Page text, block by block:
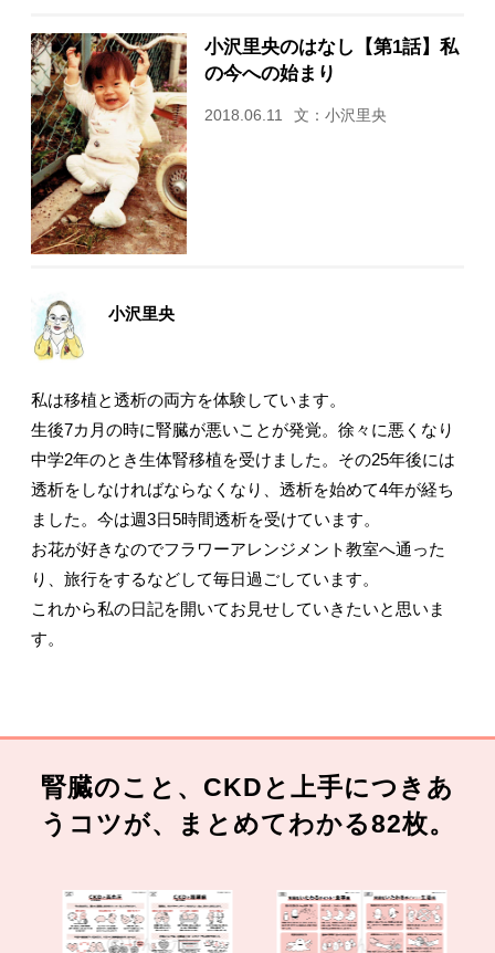
小沢里央のはなし【第1話】私
の今への始まり
2018.06.11 文：小沢里央
小沢里央
私は移植と透析の両方を体験しています。
生後7カ月の時に腎臓が悪いことが発覚。徐々に悪くなり
中学2年のとき生体腎移植を受けました。その25年後には
透析をしなければならなくなり、透析を始めて4年が経ち
ました。今は週3日5時間透析を受けています。
お花が好きなのでフラワーアレンジメント教室へ通った
り、旅行をするなどして毎日過ごしています。
これから私の日記を開いてお見せしていきたいと思いま
す。
腎臓のこと、CKDと上手につきあ
うコツが、まとめてわかる82枚。